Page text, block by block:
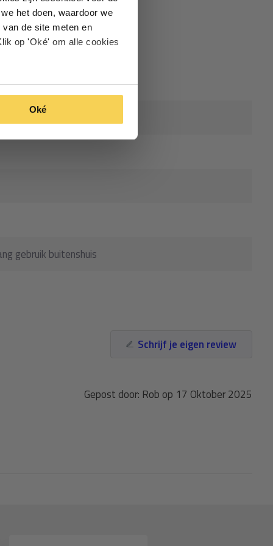
het doen, waardoor we
de site meten en
op 'Oké' om alle cookies
Oké
gebruik buitenshuis
Schrijf je eigen review
Gepost door: Rob op 17 Oktober 2025